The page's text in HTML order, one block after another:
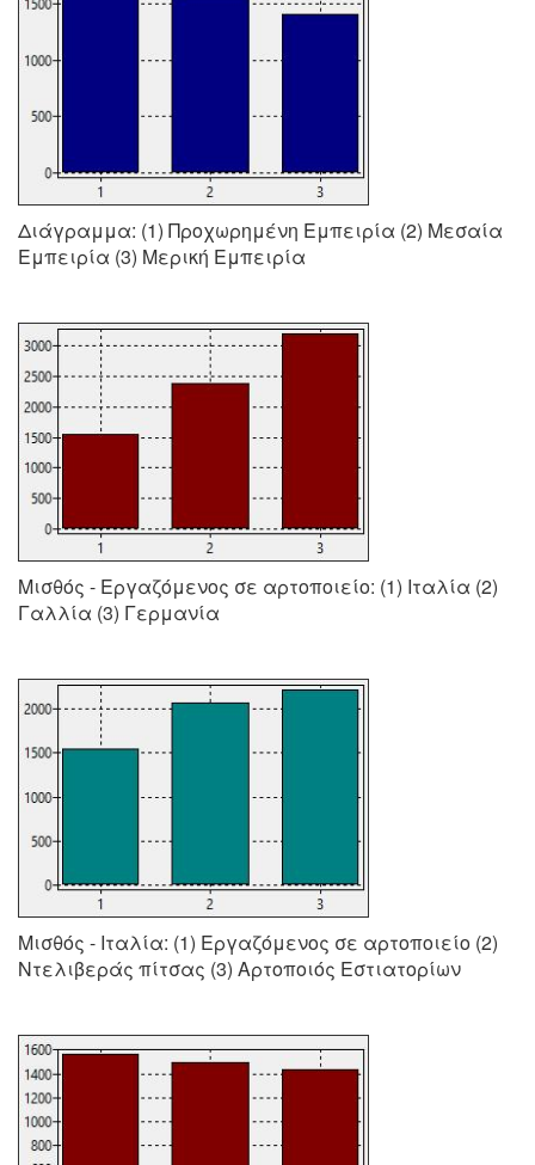
Διάγραμμα: (1) Προχωρημένη Εμπειρία (2) Μεσαία
Εμπειρία (3) Μερική Εμπειρία
Μισθός - Εργαζόμενος σε αρτοποιείο: (1) Ιταλία (2)
Γαλλία (3) Γερμανία
Μισθός - Ιταλία: (1) Εργαζόμενος σε αρτοποιείο (2)
Ντελιβεράς πίτσας (3) Αρτοποιός Εστιατορίων